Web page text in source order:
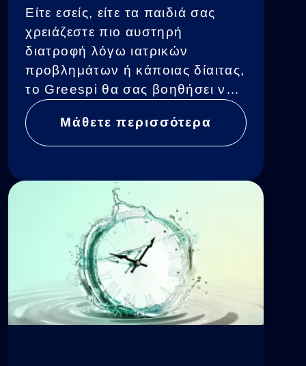
Είτε εσείς, είτε τα παιδιά σας
χρειάζεστε πιο αυστηρή
διατροφή λόγω ιατρικών
προβλημάτων ή κάποιας δίαιτας,
το Greespi θα σας βοηθήσει να
ισορροπήσετε τις μερίδες σας με
όλα τα απαραίτητα θρεπτικά
συστατικά που θα σας κάνουν να
σας μεγαλώνουν και
αναπτύσσονται σωστά.
Μάθετε περισσότερα